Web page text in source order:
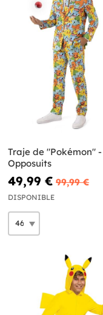
Traje de "Pokémon" -
Opposuits
49,99 € 99,99 €
DISPONIBLE